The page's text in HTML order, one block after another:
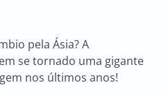
pela Ásia? A
se tornado uma gigante
nos últimos anos!